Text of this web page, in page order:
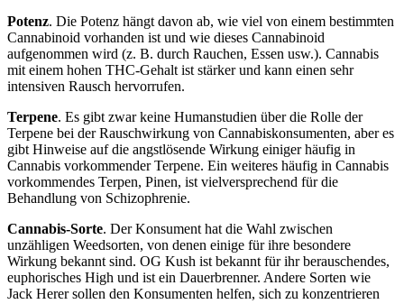
Potenz. Die Potenz hängt davon ab, wie viel von einem bestimmten
Cannabinoid vorhanden ist und wie dieses Cannabinoid
aufgenommen wird (z. B. durch Rauchen, Essen usw.). Cannabis
mit einem hohen THC-Gehalt ist stärker und kann einen sehr
intensiven Rausch hervorrufen.
Terpene. Es gibt zwar keine Humanstudien über die Rolle der
Terpene bei der Rauschwirkung von Cannabiskonsumenten, aber es
gibt Hinweise auf die angstlösende Wirkung einiger häufig in
Cannabis vorkommender Terpene. Ein weiteres häufig in Cannabis
vorkommendes Terpen, Pinen, ist vielversprechend für die
Behandlung von Schizophrenie.
Cannabis-Sorte. Der Konsument hat die Wahl zwischen
unzähligen Weedsorten, von denen einige für ihre besondere
Wirkung bekannt sind. OG Kush ist bekannt für ihr berauschendes,
euphorisches High und ist ein Dauerbrenner. Andere Sorten wie
Jack Herer sollen den Konsumenten helfen, sich zu konzentrieren